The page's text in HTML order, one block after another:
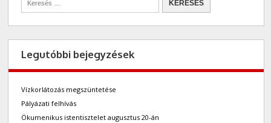
Legutóbbi bejegyzések
Vízkorlátozás megszüntetése
Pályázati felhívás
Ökumenikus istentisztelet augusztus 20-án